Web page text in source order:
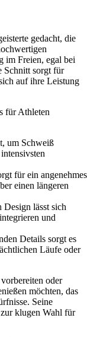
gedacht, die
im Freien, egal bei
Schnitt sorgt für
auf ihre Leistung
für Athleten
um Schweiß
für ein angenehmes
einen längeren
lässt sich
und
Details sorgt es
Läufe oder
oder
möchten, das
Seine
klugen Wahl für